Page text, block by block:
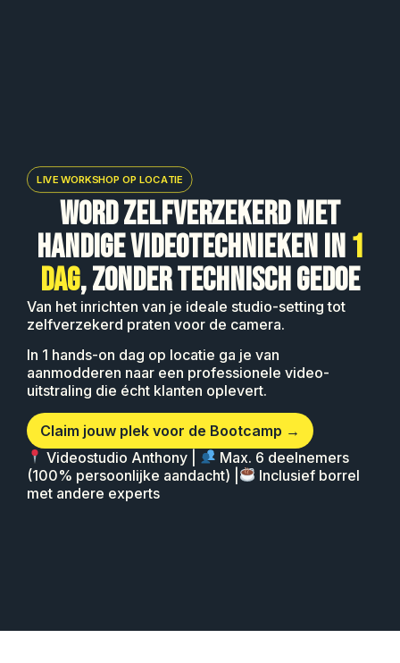
LIVE WORKSHOP OP LOCATIE
WORD ZELFVERZEKERD MET
HANDIGE VIDEOTECHNIEKEN IN1
DAG, ZONDER TECHNISCH GEDOE
Van het inrichten van je ideale studio-setting tot
zelfverzekerd praten voor de camera.
In 1 hands-on dag op locatie ga je van
aanmodderen naar een professionele video-
uitstraling die écht klanten oplevert.
Claim jouw plek voor de Bootcamp →
Videostudio Anthony |
Max. 6 deelnemers
(100% persoonlijke aandacht) |
Inclusief borrel
met andere experts